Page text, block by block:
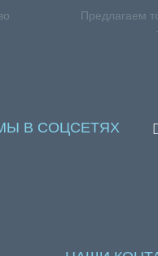
Предлагаем
В СОЦСЕТЯХ